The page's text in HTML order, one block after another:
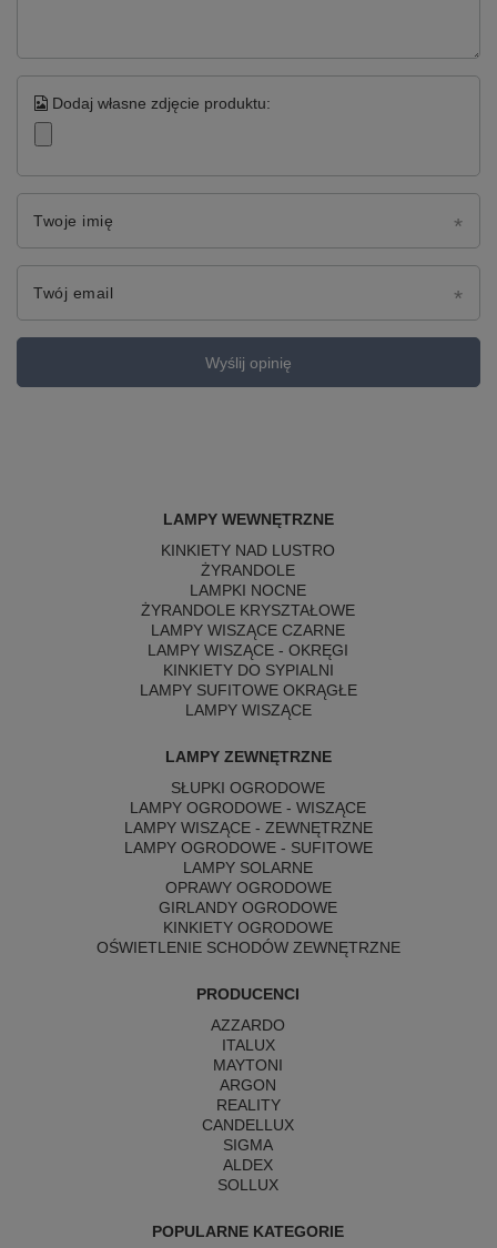
Dodaj własne zdjęcie produktu:
Twoje imię
Twój email
Wyślij opinię
LAMPY WEWNĘTRZNE
KINKIETY NAD LUSTRO
ŻYRANDOLE
LAMPKI NOCNE
ŻYRANDOLE KRYSZTAŁOWE
LAMPY WISZĄCE CZARNE
LAMPY WISZĄCE - OKRĘGI
KINKIETY DO SYPIALNI
LAMPY SUFITOWE OKRĄGŁE
LAMPY WISZĄCE
LAMPY ZEWNĘTRZNE
SŁUPKI OGRODOWE
LAMPY OGRODOWE - WISZĄCE
LAMPY WISZĄCE - ZEWNĘTRZNE
LAMPY OGRODOWE - SUFITOWE
LAMPY SOLARNE
OPRAWY OGRODOWE
GIRLANDY OGRODOWE
KINKIETY OGRODOWE
OŚWIETLENIE SCHODÓW ZEWNĘTRZNE
PRODUCENCI
AZZARDO
ITALUX
MAYTONI
ARGON
REALITY
CANDELLUX
SIGMA
ALDEX
SOLLUX
POPULARNE KATEGORIE